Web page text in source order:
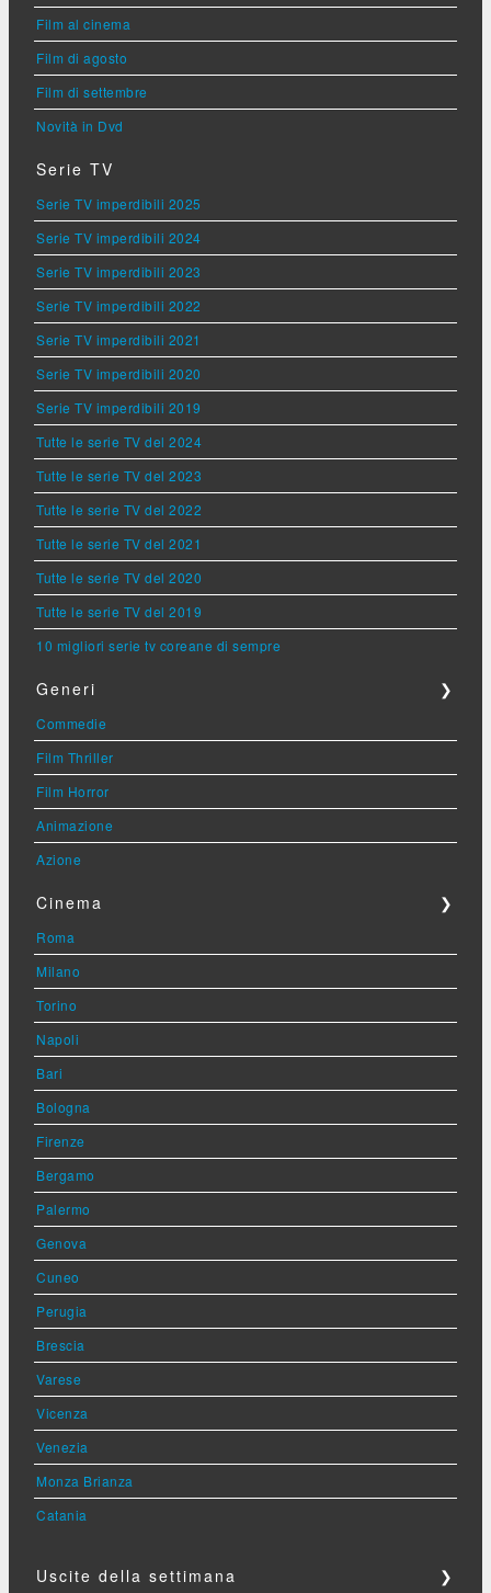
Film al cinema
Film di agosto
Film di settembre
Novità in Dvd
Serie TV
Serie TV imperdibili 2025
Serie TV imperdibili 2024
Serie TV imperdibili 2023
Serie TV imperdibili 2022
Serie TV imperdibili 2021
Serie TV imperdibili 2020
Serie TV imperdibili 2019
Tutte le serie TV del 2024
Tutte le serie TV del 2023
Tutte le serie TV del 2022
Tutte le serie TV del 2021
Tutte le serie TV del 2020
Tutte le serie TV del 2019
10 migliori serie tv coreane di sempre
Generi ❯
Commedie
Film Thriller
Film Horror
Animazione
Azione
Cinema ❯
Roma
Milano
Torino
Napoli
Bari
Bologna
Firenze
Bergamo
Palermo
Genova
Cuneo
Perugia
Brescia
Varese
Vicenza
Venezia
Monza Brianza
Catania
Uscite della settimana ❯